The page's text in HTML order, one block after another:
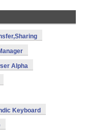
Alpha
Keyboard